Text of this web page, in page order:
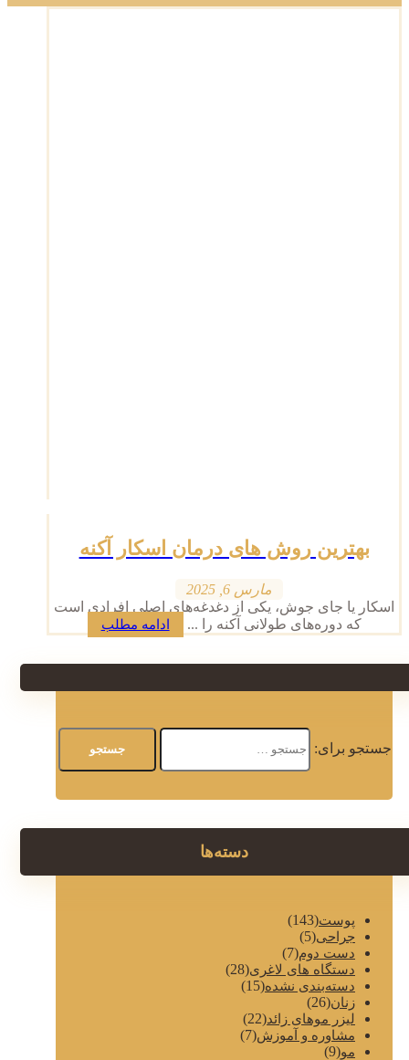
بهترین روش های درمان اسکار آکنه
مارس 6, 2025
اسکار یا جای جوش، یکی از دغدغه‌های اصلی افرادی است
که دوره‌های طولانی آکنه را ...
ادامه مطلب
جستجو برای:
دسته‌ها
پوست(143)
جراحی(5)
دست دوم(7)
دستگاه های لاغری(28)
دسته‌بندی نشده(15)
زنان(26)
لیزر موهای زائد(22)
مشاوره و آموزش(7)
مو(9)